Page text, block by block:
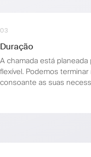
03
Duração
A chamada está
flexível. Podemos
consoante as suas